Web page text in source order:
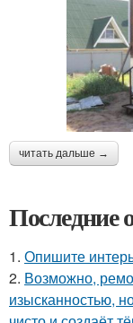
читать дальше →
Последние
1. Опишите
2. Возможно,
изысканностью,